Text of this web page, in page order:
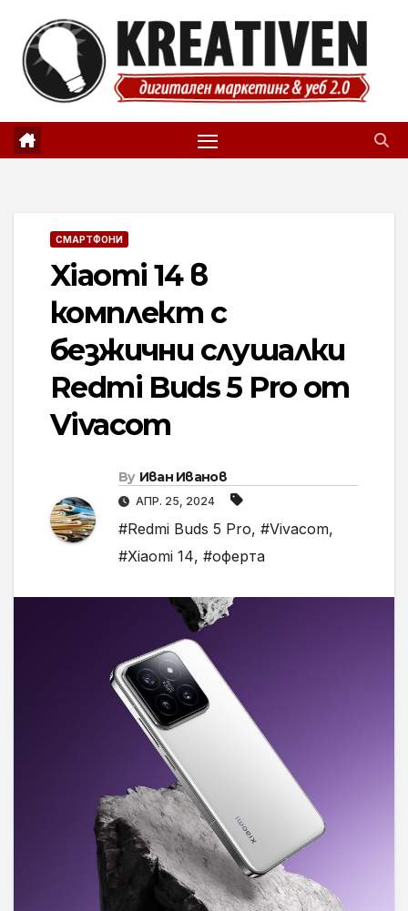
content
СМАРТФОНИ
Xiaomi 14 в
комплект с
безжични слушалки
Redmi Buds 5 Pro от
Vivacom
By Иван Иванов
АПР. 25, 2024
#Redmi Buds 5 Pro, #Vivacom,
#Xiaomi 14, #оферта